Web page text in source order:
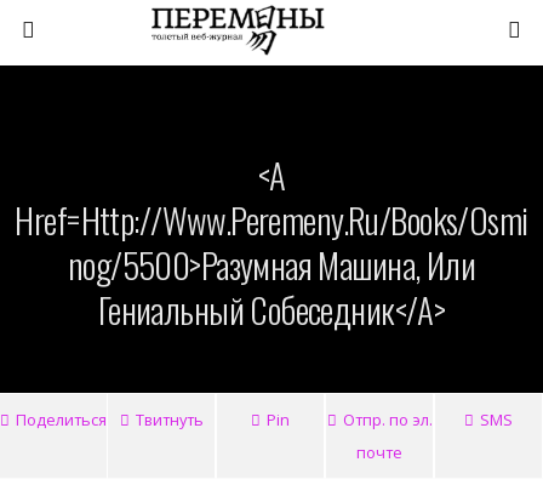
<a
Href=http://www.peremeny.ru/books/osmi
Nog/5500>Разумная Машина, Или
Гениальный Собеседник</a>
Поделиться Твитнуть Pin
Отпр. по эл.
почте
SMS